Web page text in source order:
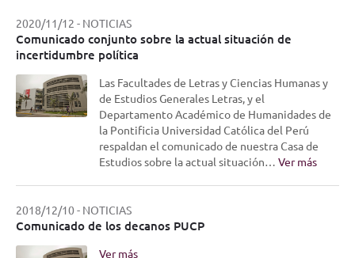
2020/11/12 - NOTICIAS
Comunicado conjunto sobre la actual situación de
incertidumbre política
Las Facultades de Letras y Ciencias Humanas y
de Estudios Generales Letras, y el
Departamento Académico de Humanidades de
la Pontificia Universidad Católica del Perú
respaldan el comunicado de nuestra Casa de
Estudios sobre la actual situación… Ver más
2018/12/10- NOTICIAS
Comunicado de los decanos PUCP
Ver más